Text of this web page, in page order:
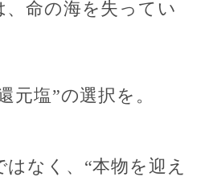
命の海を失ってい
元塩”の選択を。
なく、“本物を迎え